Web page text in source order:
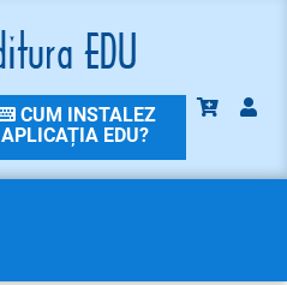
CUM INSTALEZ
APLICAȚIA EDU?